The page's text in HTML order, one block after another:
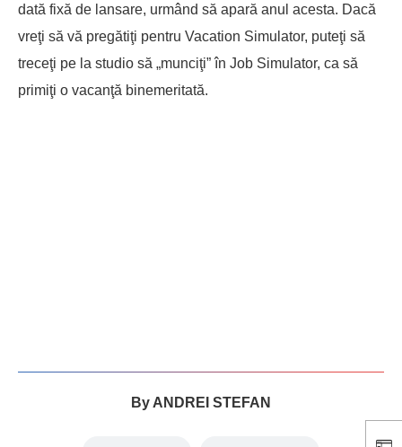
dată fixă de lansare, urmând să apară anul acesta. Dacă
vreţi să vă pregătiţi pentru Vacation Simulator, puteţi să
treceţi pe la studio să „munciţi” în Job Simulator, ca să
primiţi o vacanţă binemeritată.
ByANDREI STEFAN